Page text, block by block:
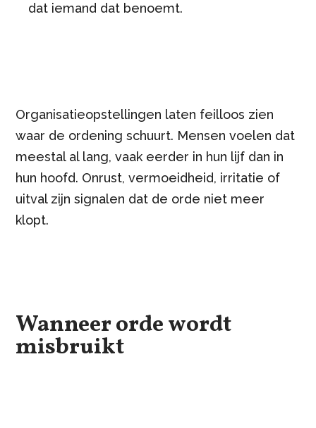
dat iemand dat benoemt.
Organisatieopstellingen laten feilloos zien
waar de ordening schuurt. Mensen voelen dat
meestal al lang, vaak eerder in hun lijf dan in
hun hoofd. Onrust, vermoeidheid, irritatie of
uitval zijn signalen dat de orde niet meer
klopt.
Wanneer orde wordt
misbruikt